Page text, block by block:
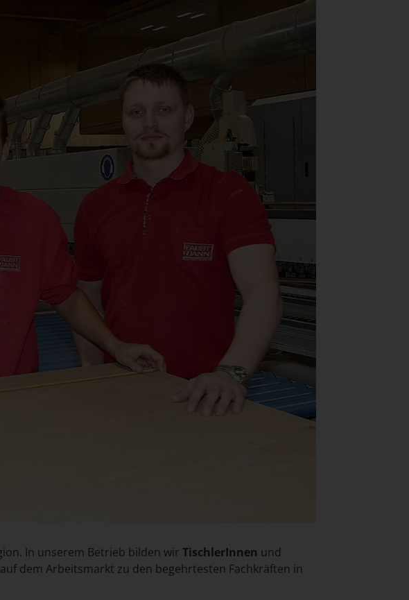
In unserem Betrieb bilden wirTischlerInnen und
dem Arbeitsmarkt zu den begehrtesten Fachkräften in